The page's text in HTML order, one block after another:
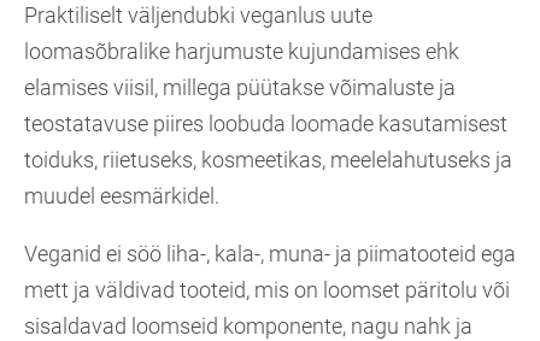
Praktiliselt väljendubki veganlus uute
loomasõbralike harjumuste kujundamises ehk
elamises viisil, millega püütakse võimaluste ja
teostatavuse piires loobuda loomade kasutamisest
toiduks, riietuseks, kosmeetikas, meelelahutuseks ja
muudel eesmärkidel.
Veganid ei söö liha-, kala-, muna- ja piimatooteid ega
mett ja väldivad tooteid, mis on loomset päritolu või
sisaldavad loomseid komponente, nagu nahk ja